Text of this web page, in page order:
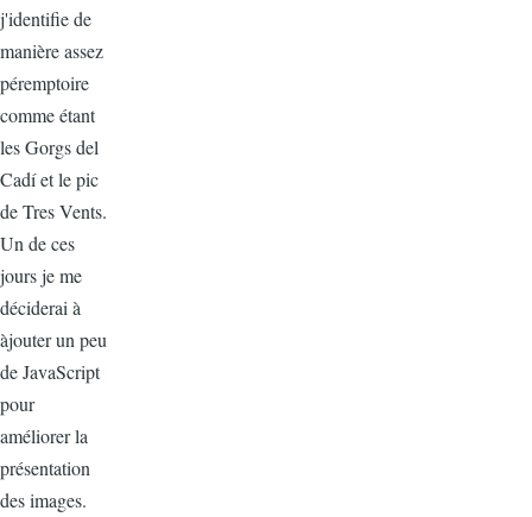
j'identifie de
manière assez
péremptoire
comme étant
les Gorgs del
Cadí et le pic
de Tres Vents.
Un de ces
jours je me
déciderai à
àjouter un peu
de JavaScript
pour
améliorer la
présentation
des images.